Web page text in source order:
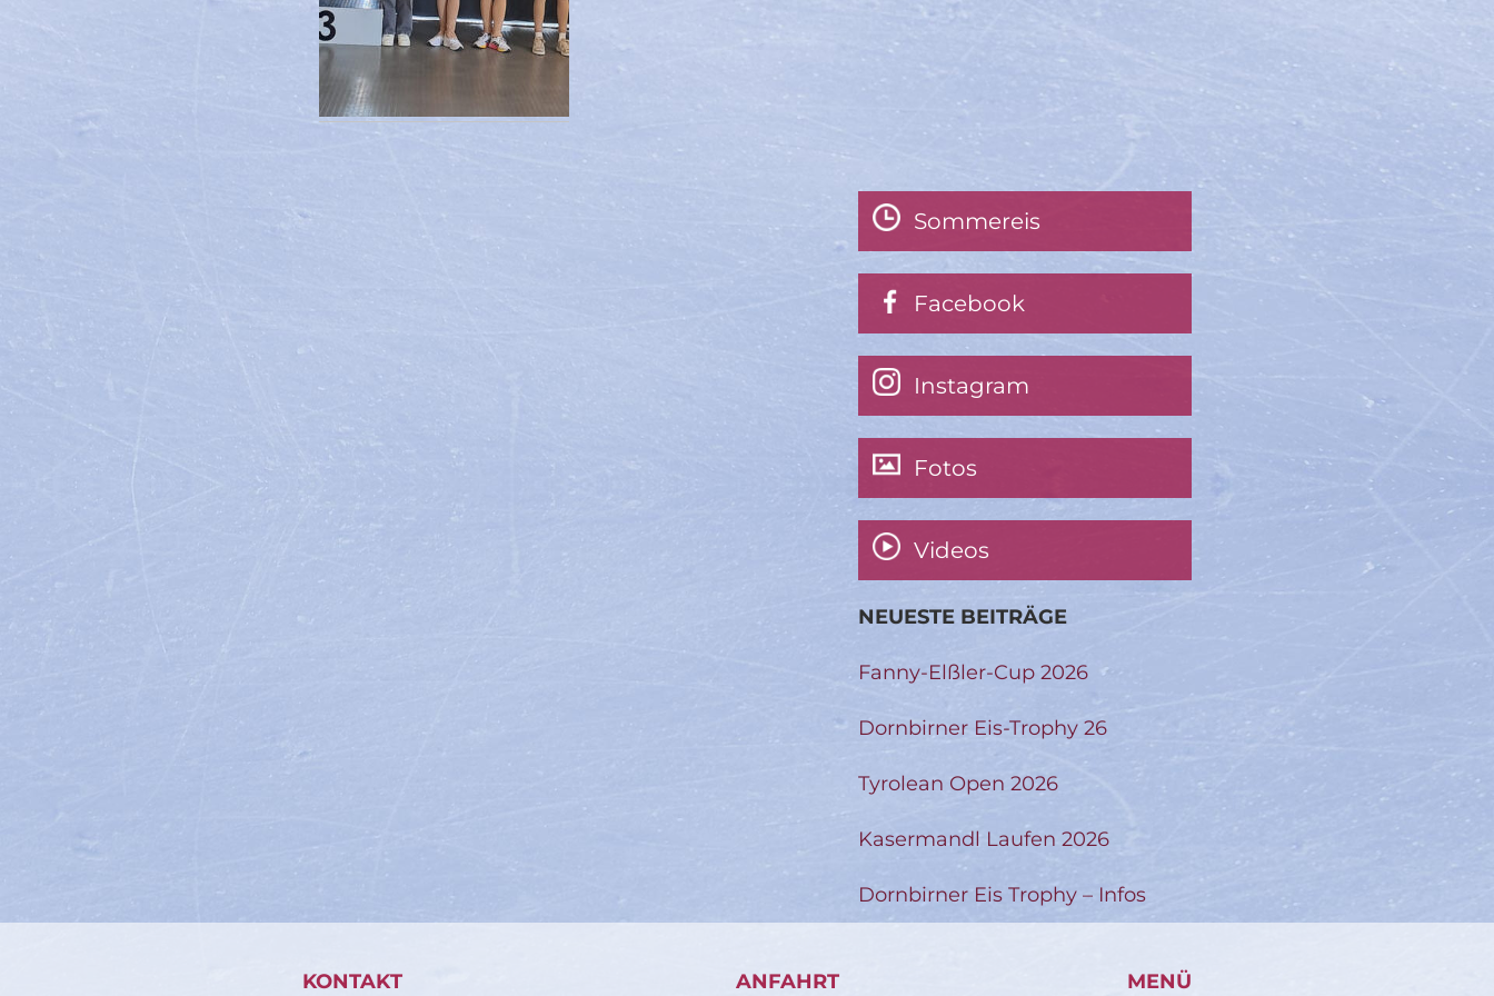
Sommereis
Facebook
Instagram
Fotos
Videos
NEUESTE BEITRÄGE
Fanny-Elßler-Cup 2026
Dornbirner Eis-Trophy 26
Tyrolean Open 2026
Kasermandl Laufen 2026
Dornbirner Eis Trophy – Infos
KONTAKT ANFAHRT MENÜ